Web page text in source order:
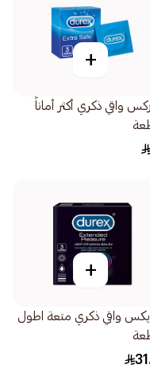
+
واقي ذكري أكثر أماناً
+
واقي ذكري متعة اطول